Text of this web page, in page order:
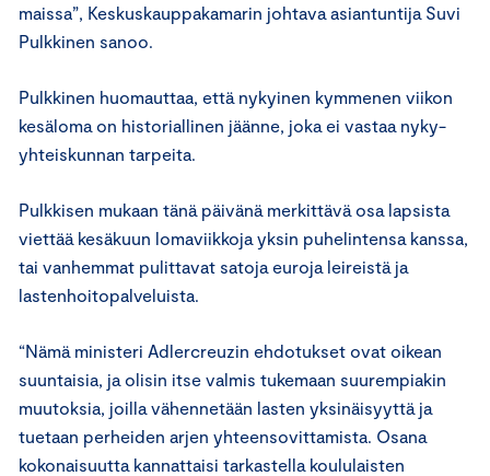
maissa”, Keskuskauppakamarin johtava asiantuntija Suvi
Pulkkinen sanoo.
Pulkkinen huomauttaa, että nykyinen kymmenen viikon
kesäloma on historiallinen jäänne, joka ei vastaa nyky-
yhteiskunnan tarpeita.
Pulkkisen mukaan tänä päivänä merkittävä osa lapsista
viettää kesäkuun lomaviikkoja yksin puhelintensa kanssa,
tai vanhemmat pulittavat satoja euroja leireistä ja
lastenhoitopalveluista.
“Nämä ministeri Adlercreuzin ehdotukset ovat oikean
suuntaisia, ja olisin itse valmis tukemaan suurempiakin
muutoksia, joilla vähennetään lasten yksinäisyyttä ja
tuetaan perheiden arjen yhteensovittamista. Osana
kokonaisuutta kannattaisi tarkastella koululaisten